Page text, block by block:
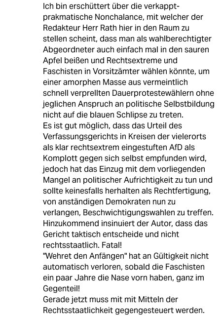
Ich bin erschüttert über die verkappt-
prakmatische Nonchalance, mit welcher der
Redakteur Herr Rath hier in den Raum zu
stellen scheint, dass man als wahlberechtigter
Abgeordneter auch einfach mal in den sauren
Apfel beißen und Rechtsextreme und
Faschisten in Vorsitzämter wählen könnte, um
einer amorphen Masse aus vermeintlich
schnell verprellten Dauerprotestewählern ohne
jeglichen Anspruch an politische Selbstbildung
nicht auf die blauen Schlipse zu treten.
Es ist gut möglich, dass das Urteil des
Verfassungsgerichts in Kreisen der vielerorts
als klar rechtsextrem eingestuften AfD als
Komplott gegen sich selbst empfunden wird,
jedoch hat das Einzug mit dem vorliegenden
Mangel an politischer Aufrichtigkeit zu tun und
sollte keinesfalls herhalten als Rechtfertigung,
von anständigen Demokraten nun zu
verlangen, Beschwichtigungswahlen zu treffen.
Hinzukommend insinuiert der Autor, dass das
Gericht taktisch entscheide und nicht
rechtsstaatlich. Fatal!
"Wehret den Anfängen" hat an Gültigkeit nicht
automatisch verloren, sobald die Faschisten
ein paar Jahre die Nase vorn haben, ganz im
Gegenteil!
Gerade jetzt muss mit mit Mitteln der
Rechtsstaatlichkeit gegengesteuert werden.